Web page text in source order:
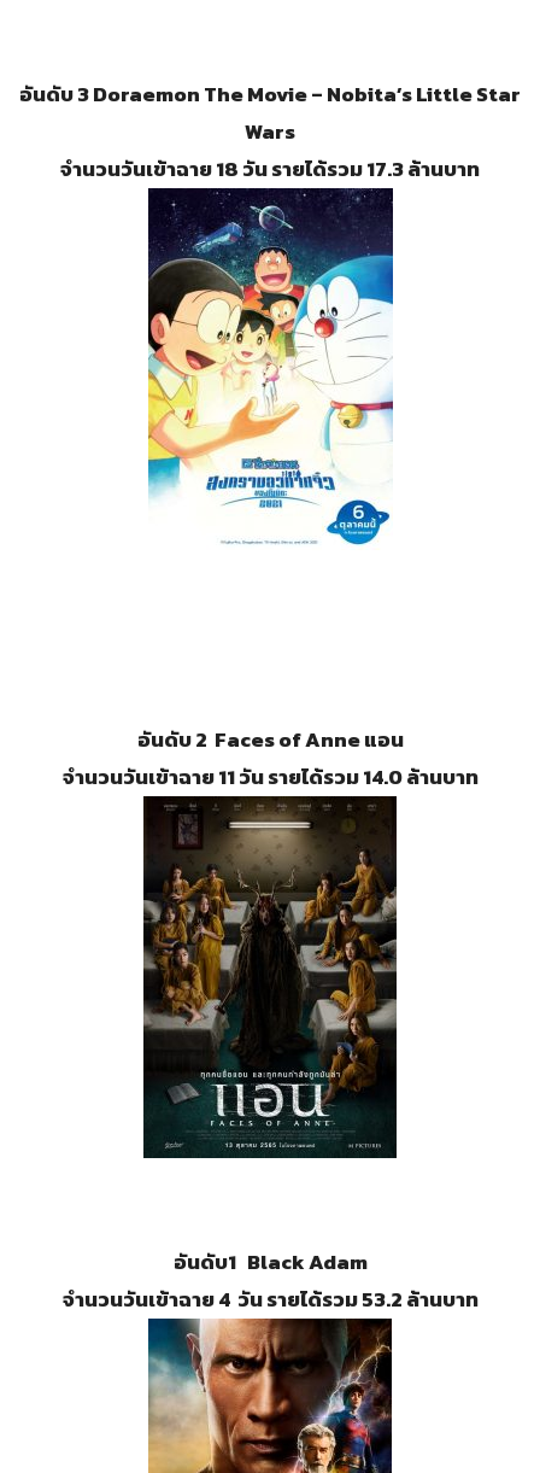
อันดับ 3 Doraemon The Movie – Nobita’s Little Star
Wars
จำนวนวันเข้าฉาย 18 วัน รายได้รวม 17.3 ล้านบาท
อันดับ 2 Faces of Anne แอน
จำนวนวันเข้าฉาย 11 วัน รายได้รวม 14.0 ล้านบาท
อันดับ1 Black Adam
จำนวนวันเข้าฉาย 4 วัน รายได้รวม 53.2 ล้านบาท